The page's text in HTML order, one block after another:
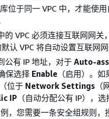
位于同一 VPC 中，才能使
的 VPC 必须连接互联网网关
认 VPC 将自动设置互联网网
公有 IP 地址，对于 Auto-
保选择 Enable （启用）。
位于 Network Settings
IP （自动分配公有 IP），选
，您需要一条安全组规则